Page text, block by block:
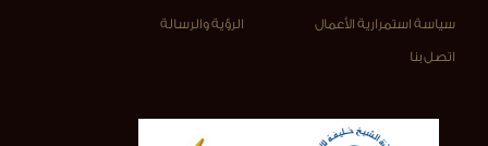
سياسة استمرارية الأعمال الرؤية والرسالة
اتصل بنا